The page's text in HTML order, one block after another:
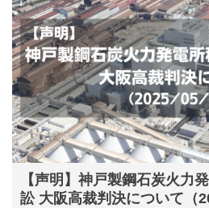
【声明】神戸製鋼石炭火力
訟 大阪高裁判決について（